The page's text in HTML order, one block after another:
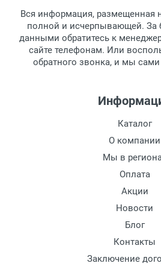
Тип оправы:
Материал линзы:
Материал оправы:
Материал дужки:
Перечисление средств
товара.
Для получения
обязательно иметь
Заказ необходимо
рабочих дней с
дополнительных
Доставляем товар по
Сдэк до
Доставка
преимущественно по
Вся информация, размещенная
полной и исчерпывающей. За
данными обратитесь к
сайте телефонам. Или
обратного звонка, и мы
Каталог
О компании
Мы в
Оплата
Акции
Новости
Блог
Контакты
Заключение